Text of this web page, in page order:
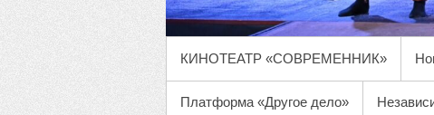
ОСНОВНОЕ МЕНЮ
КИНОТЕАТР «СОВРЕМЕННИК»
Платформа «Другое дело»